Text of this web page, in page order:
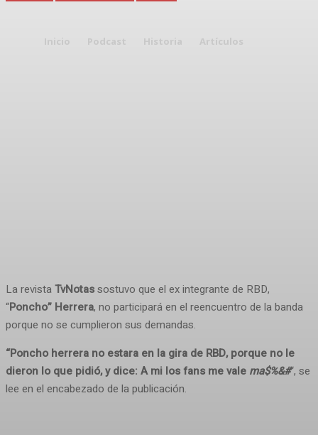
Inicio Podcast Historia Artículos
La revistaTvNotassostuvo que el ex integrante de RBD,
“Poncho” Herrera, no participará en el reencuentro de la banda
porque no se cumplieron sus demandas.
“Poncho herrera no estara en la gira de RBD, porque no le
dieron lo que pidió, y dice: A mi los fans me vale ma$%&#“, se
lee en el encabezado de la publicación.